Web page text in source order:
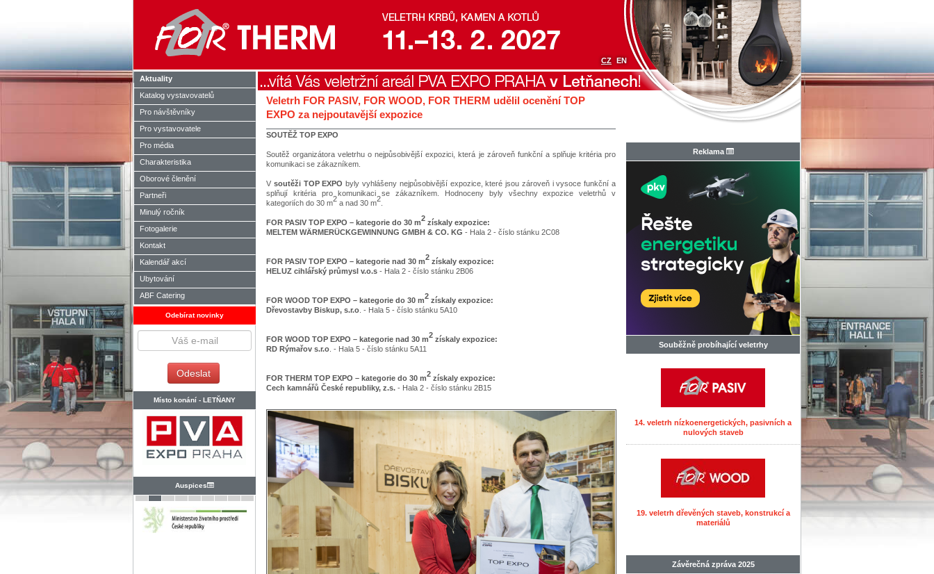
CZ EN
Aktuality
Katalog vystavovatelů
Pro návštěvníky
Pro vystavovatele
Pro média
Charakteristika
Oborové členění
Partneři
Minulý ročník
Fotogalerie
Kontakt
Kalendář akcí
Ubytování
ABF Catering
Odebírat novinky
Místo konání - LETŇANY
Auspices
Veletrh FOR PASIV, FOR WOOD, FOR THERM udělil ocenění TOP
EXPO za nejpoutavější expozice
SOUTĚŽ TOP EXPO
Soutěž organizátora veletrhu o nejpůsobivější expozici, která je zároveň funkční a splňuje kritéria pro
komunikaci se zákazníkem.
V soutěži TOP EXPO byly vyhlášeny nejpůsobivější expozice, které jsou zároveň i vysoce funkční a
splňují kritéria pro komunikaci se zákazníkem. Hodnoceny byly všechny expozice veletrhů v
kategoriích do 30 m2 a nad 30 m2
FOR PASIV TOP EXPO – kategorie do 30 m2 získaly expozice:
MELTEM WÄRMERÜCKGEWINNUNG GMBH & CO. KG - Hala 2 - číslo stánku 2C08
FOR PASIV TOP EXPO – kategorie nad 30 m2 získaly expozice:
HELUZ cihlářský průmysl v.o.s - Hala 2 - číslo stánku 2B06
FOR WOOD TOP EXPO – kategorie do 30 m2 získaly expozice:
Dřevostavby Biskup, s.r.o . - Hala 5 - číslo stánku 5A10
FOR WOOD TOP EXPO – kategorie nad 30 m2 získaly expozice:
RD Rýmařov s.r.o . - Hala 5 - číslo stánku 5A11
FOR THERM TOP EXPO – kategorie do 30 m2 získaly expozice:
Cech kamnářů České republiky, z.s. - Hala 2 - číslo stánku 2B15
Reklama
Souběžně probíhající veletrhy
14. veletrh nízkoenergetických, pasivních a
nulových staveb
19. veletrh dřevěných staveb, konstrukcí a
materiálů
Závěrečná zpráva 2025